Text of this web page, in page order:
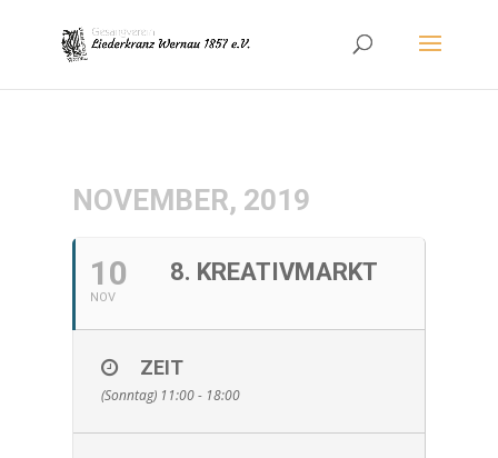
NOVEMBER, 2019
10
NOV
8. KREATIVMARKT
ZEIT
(Sonntag) 11:00 - 18:00